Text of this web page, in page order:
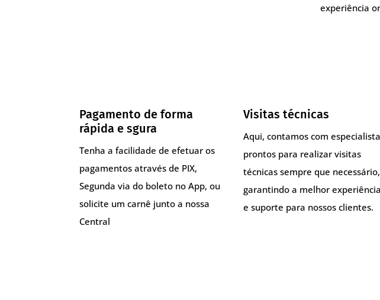
experiência
Pagamento de forma
rápida e sgura
Tenha a facilidade de efetuar os
pagamentos através de PIX,
Segunda via do boleto no App, ou
solicite um carnê junto a nossa
Central
Visitas técnicas
Aqui, contamos com
prontos para realizar visitas
técnicas sempre que necessário,
garantindo a melhor experiência
e suporte para nossos clientes.